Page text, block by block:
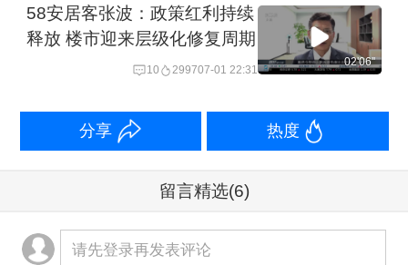
58安居客张波：政策红利持续
释放 楼市迎来层级化修复周期
10 299707-01 22:31
02'06''
分享 热度
留言精选(6)
请先登录再发表评论